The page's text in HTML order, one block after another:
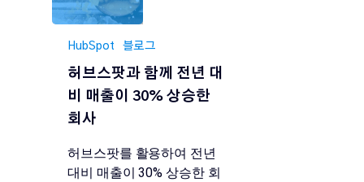
HubSpot 블로그
허브스팟과 함께 전년 대
비 매출이 30% 상승한
회사
허브스팟를 활용하여 전년
대비 매출이 30% 상승한 회